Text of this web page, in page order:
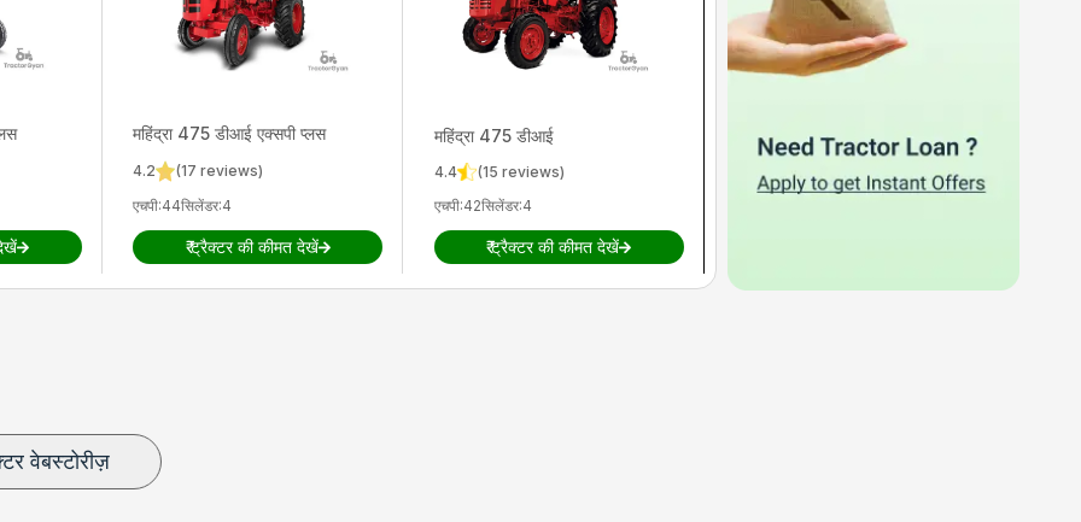
Top Link
महिंद्रा 475 डीआई एक्सपी प्लस
4.2 (17 reviews)
एचपी:44सिलेंडर:4
₹ट्रैक्टर की कीमत देखें
महिंद्रा 475 डीआई
4.4 (15 reviews)
एचपी:42सिलेंडर:4
₹ट्रैक्टर की कीमत देखें
वेबस्टोरीज़